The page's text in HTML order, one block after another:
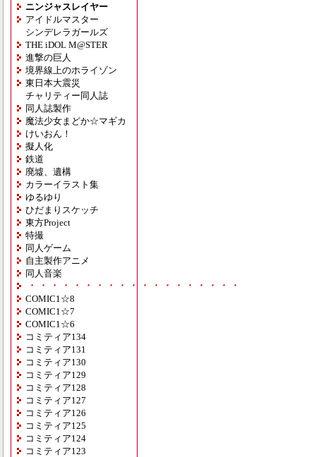
ニンジャスレイヤー
アイドルマスター
シンデレラガールズ
THE iDOL M@STER
進撃の巨人
境界線上のホライゾン
東日本大震災
チャリティー同人誌
同人誌製作
魔法少女まどか☆マギカ
けいおん！
擬人化
鉄道
廃墟、遺構
カラーイラスト集
ゆるゆり
ひだまりスケッチ
東方Project
特撮
同人ゲーム
自主製作アニメ
同人音楽
・・・・・・・・・・・・・・・・・・・
COMIC1☆8
COMIC1☆7
COMIC1☆6
コミティア134
コミティア131
コミティア130
コミティア129
コミティア128
コミティア127
コミティア126
コミティア125
コミティア124
コミティア123